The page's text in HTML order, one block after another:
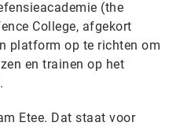
(the
College, afgekort
platform op te richten om
en trainen op het
Etee. Dat staat voor